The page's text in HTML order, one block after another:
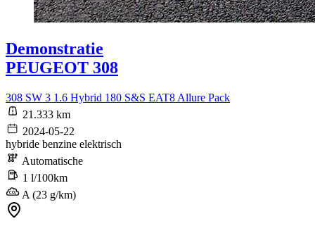
Demonstratie
PEUGEOT 308
308 SW 3 1.6 Hybrid 180 S&S EAT8 Allure Pack
21.333 km
2024-05-22
hybride benzine elektrisch
Automatische
1 l/100km
A (23 g/km)